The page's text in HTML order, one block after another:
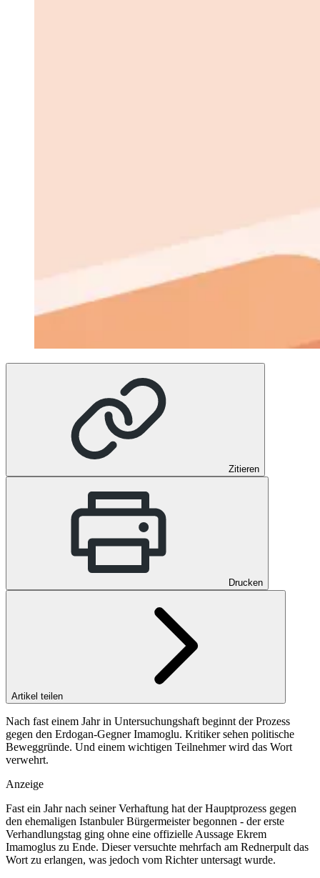
Zitieren
Drucken
Artikel teilen
Nach fast einem Jahr in Untersuchungshaft beginnt der Prozess
gegen den Erdogan-Gegner Imamoglu. Kritiker sehen politische
Beweggründe. Und einem wichtigen Teilnehmer wird das Wort
verwehrt.
Anzeige
Fast ein Jahr nach seiner Verhaftung hat der Hauptprozess gegen
den ehemaligen Istanbuler Bürgermeister begonnen - der erste
Verhandlungstag ging ohne eine offizielle Aussage Ekrem
Imamoglus zu Ende. Dieser versuchte mehrfach am Rednerpult das
Wort zu erlangen, was jedoch vom Richter untersagt wurde.